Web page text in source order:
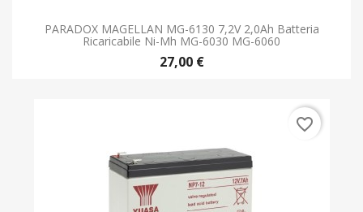
PARADOX MAGELLAN MG-6130 7,2V 2,0Ah Batteria
Ricaricabile Ni-Mh MG-6030 MG-6060
27,00 €
favorite_border